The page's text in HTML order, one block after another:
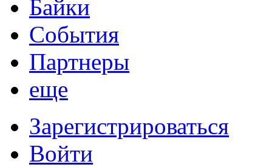
Байки
События
Партнеры
еще
Зарегистрироваться
Войти